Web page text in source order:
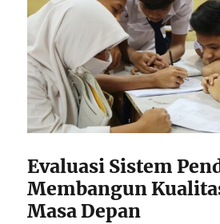
Evaluasi Sistem
Membangun
Masa Depan